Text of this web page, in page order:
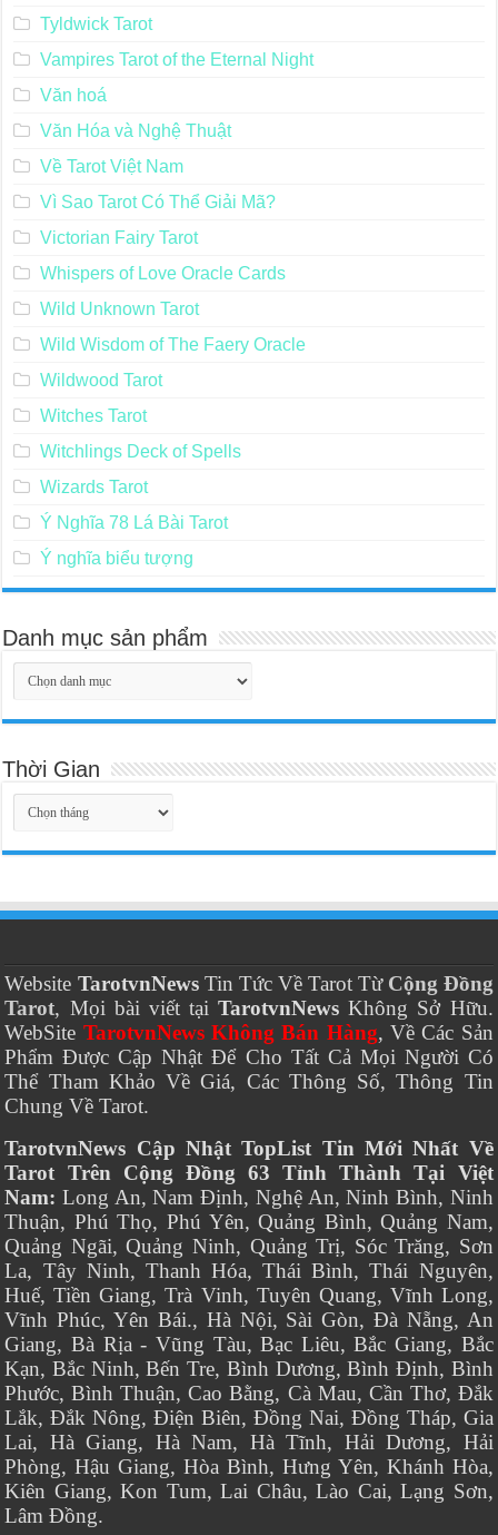
Tyldwick Tarot
Vampires Tarot of the Eternal Night
Văn hoá
Văn Hóa và Nghệ Thuật
Về Tarot Việt Nam
Vì Sao Tarot Có Thể Giải Mã?
Victorian Fairy Tarot
Whispers of Love Oracle Cards
Wild Unknown Tarot
Wild Wisdom of The Faery Oracle
Wildwood Tarot
Witches Tarot
Witchlings Deck of Spells
Wizards Tarot
Ý Nghĩa 78 Lá Bài Tarot
Ý nghĩa biểu tượng
Danh mục sản phẩm
Thời Gian
Thời
Gian
Website TarotvnNewsTin Tức Về Tarot Từ Cộng Đồng
Tarot, Mọi bài viết tạiTarotvnNews Không Sở Hữu.
WebSite TarotvnNews Không Bán Hàng, Về Các Sản
Phẩm Được Cập Nhật Để Cho Tất Cả Mọi Người Có
Thể Tham Khảo Về Giá, Các Thông Số, Thông Tin
Chung Về Tarot.
TarotvnNews Cập Nhật TopList Tin Mới Nhất Về
Tarot Trên Cộng Đồng 63 Tỉnh Thành Tại Việt
Nam: Long An, Nam Định, Nghệ An, Ninh Bình, Ninh
Thuận, Phú Thọ, Phú Yên, Quảng Bình, Quảng Nam,
Quảng Ngãi, Quảng Ninh, Quảng Trị, Sóc Trăng, Sơn
La, Tây Ninh, Thanh Hóa, Thái Bình, Thái Nguyên,
Huế, Tiền Giang, Trà Vinh, Tuyên Quang, Vĩnh Long,
Vĩnh Phúc, Yên Bái., Hà Nội, Sài Gòn, Đà Nẵng, An
Giang, Bà Rịa - Vũng Tàu, Bạc Liêu, Bắc Giang, Bắc
Kạn, Bắc Ninh, Bến Tre, Bình Dương, Bình Định, Bình
Phước, Bình Thuận, Cao Bằng, Cà Mau, Cần Thơ, Đắk
Lắk, Đắk Nông, Điện Biên, Đồng Nai, Đồng Tháp, Gia
Lai, Hà Giang, Hà Nam, Hà Tĩnh, Hải Dương, Hải
Phòng, Hậu Giang, Hòa Bình, Hưng Yên, Khánh Hòa,
Kiên Giang, Kon Tum, Lai Châu, Lào Cai, Lạng Sơn,
Lâm Đồng.